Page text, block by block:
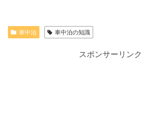
車中泊 車中泊の知識
スポンサーリンク